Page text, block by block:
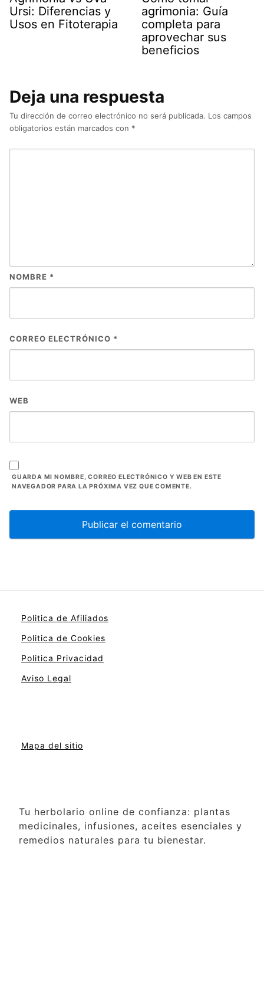
Ursi: Diferencias y
Usos en Fitoterapia
agrimonia: Guía
completa para
aprovechar sus
beneficios
Deja una respuesta
Tu dirección de correo electrónico no será publicada. Los campos
obligatorios están marcados con *
NOMBRE *
CORREO ELECTRÓNICO *
WEB
GUARDA MI NOMBRE, CORREO ELECTRÓNICO Y WEB EN ESTE
NAVEGADOR PARA LA PRÓXIMA VEZ QUE COMENTE.
Politica de Afiliados
Politica de Cookies
Politica Privacidad
Aviso Legal
Mapa del sitio
Tu herbolario online de confianza: plantas
medicinales, infusiones, aceites esenciales y
remedios naturales para tu bienestar.